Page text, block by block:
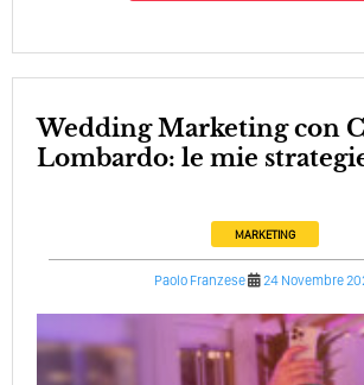
Wedding Marketing con Cira
Lombardo: le mie
MARKETING
Paolo Franzese 24 Novembre